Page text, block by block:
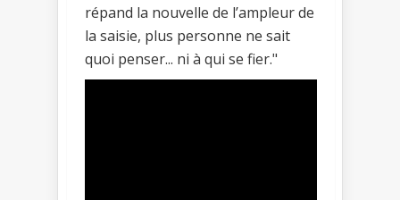
répand la nouvelle de l’ampleur de
la saisie, plus personne ne sait
quoi penser... ni à qui se fier."